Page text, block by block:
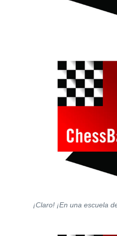
¡Claro! ¡En una escuela